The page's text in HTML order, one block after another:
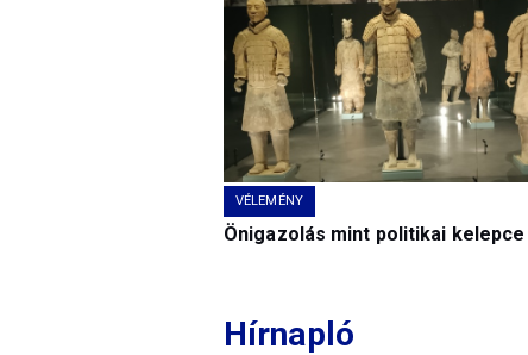
VÉLEMÉNY
Önigazolás mint politikai kelepce
Hírnapló